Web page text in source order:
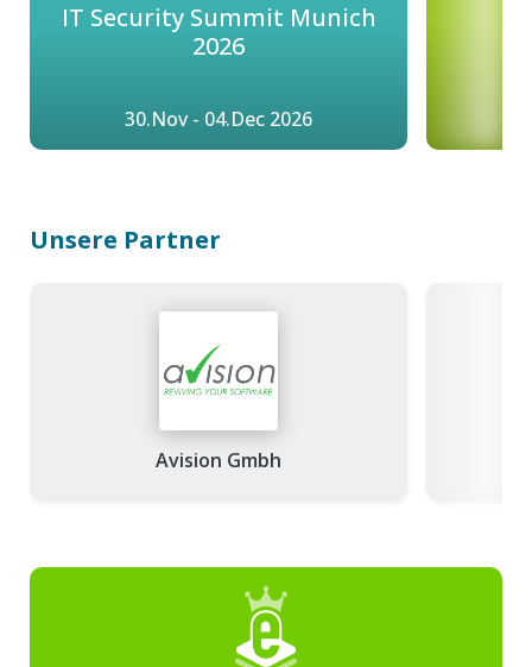
IT Security Summit Munich
2026
30.Nov - 04.Dec 2026
Unsere Partner
Avision Gmbh